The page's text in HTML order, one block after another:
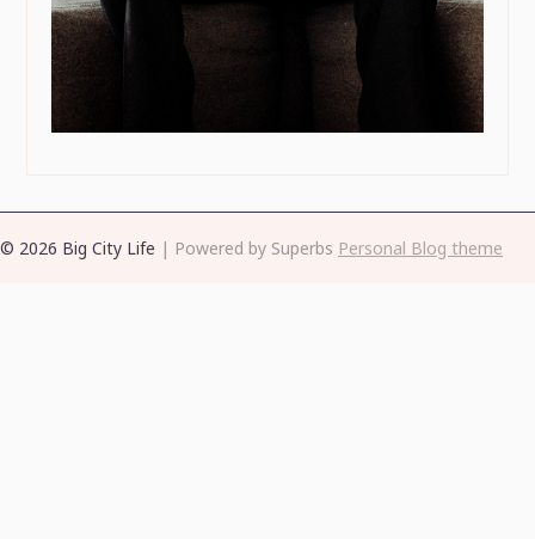
© 2026 Big City Life | Powered by Superbs Personal Blog theme